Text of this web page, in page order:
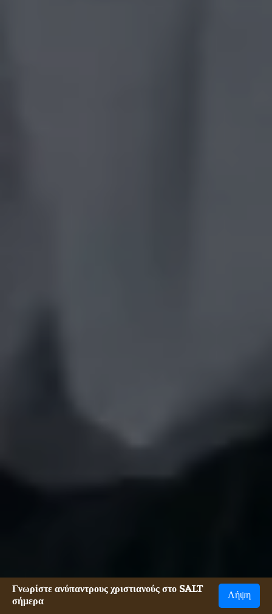
Γνωρίστε ανύπαντρους χριστιανούς στο SALT
σήμερα
Λήψη